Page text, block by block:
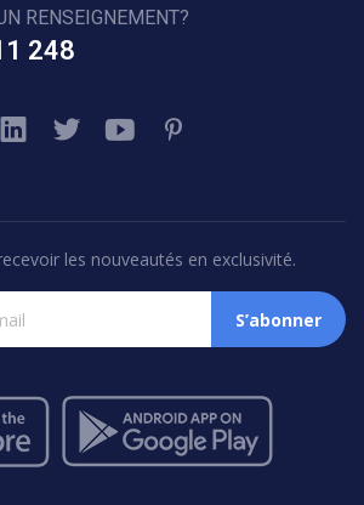
RENSEIGNEMENT?
248
les nouveautés en exclusivité.
S’abonner